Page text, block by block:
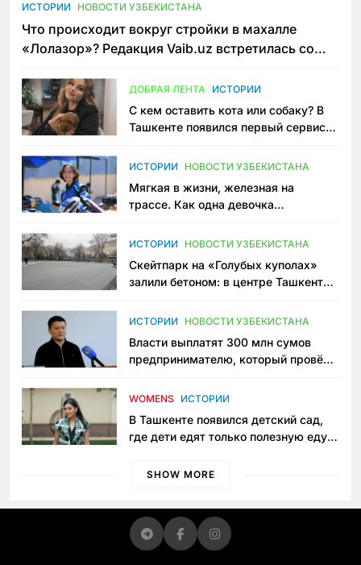
ИСТОРИИ НОВОСТИ УЗБЕКИСТАНА
Что происходит вокруг стройки в махалле
«Лолазор»? Редакция Vaib.uz встретилась со
ДОБРАЯ ЛЕНТА ИСТОРИИ
С кем оставить кота или собаку? В
Ташкенте появился первый сервис
ИСТОРИИ НОВОСТИ УЗБЕКИСТАНА
Мягкая в жизни, железная на
трассе. Как одна девочка
Узбекистане
ИСТОРИИ НОВОСТИ УЗБЕКИСТАНА
Скейтпарк на «Голубых куполах»
залили бетоном: в центре Ташкента
пространство
ИСТОРИИ НОВОСТИ УЗБЕКИСТАНА
Власти выплатят 300 млн сумов
предпринимателю, который провёл
приговору
WOMENS ИСТОРИИ
В Ташкенте появился детский сад,
где дети едят только полезную еду.
просить «кашу без сахара»
SHOW MORE